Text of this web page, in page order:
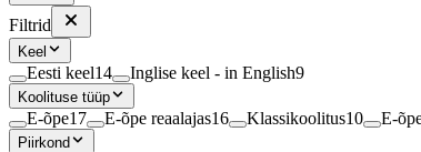
Filtrid
Keel
Eesti keel14 Inglise keel - in English9
Koolituse tüüp
E-õpe17 E-õpe reaalajas16 Klassikoolitus10 E-
Piirkond